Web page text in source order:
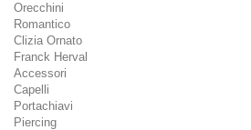
Orecchini
Romantico
Clizia Ornato
Franck Herval
Accessori
Capelli
Portachiavi
Piercing